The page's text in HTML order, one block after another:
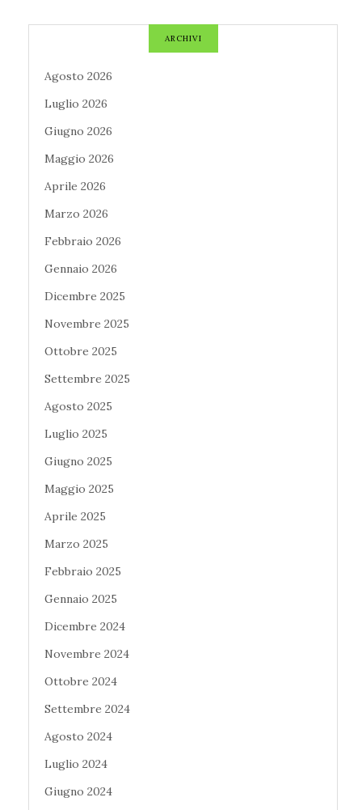
ARCHIVI
Agosto 2026
Luglio 2026
Giugno 2026
Maggio 2026
Aprile 2026
Marzo 2026
Febbraio 2026
Gennaio 2026
Dicembre 2025
Novembre 2025
Ottobre 2025
Settembre 2025
Agosto 2025
Luglio 2025
Giugno 2025
Maggio 2025
Aprile 2025
Marzo 2025
Febbraio 2025
Gennaio 2025
Dicembre 2024
Novembre 2024
Ottobre 2024
Settembre 2024
Agosto 2024
Luglio 2024
Giugno 2024